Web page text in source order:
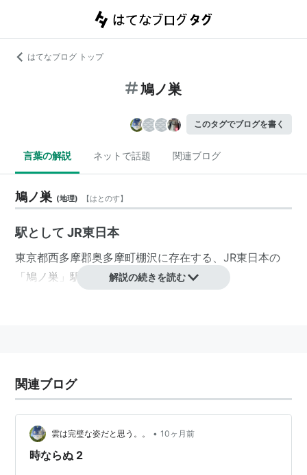
はてなブログ トップ
鳩ノ巣
このタグでブログを書く
言葉の解説 ネットで話題 関連ブログ
鳩ノ巣 (地理) 【はとのす】
駅として JR東日本
東京都西多摩郡奥多摩町棚沢に存在する、JR東日本の
「鳩ノ巣」駅。
■青梅線
奥多摩←白丸←「鳩ノ巣」→古里…御嶽…青
梅…拝島…立川
-■
〈新宿駅〉 〈東京駅〉
解説の続きを読む
関連ブログ
雲は完璧な姿だと思う。。 • 10ヶ月前
時ならぬ 2